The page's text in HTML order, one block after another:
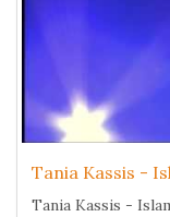
Tania Kassis -
Tania Kassis -